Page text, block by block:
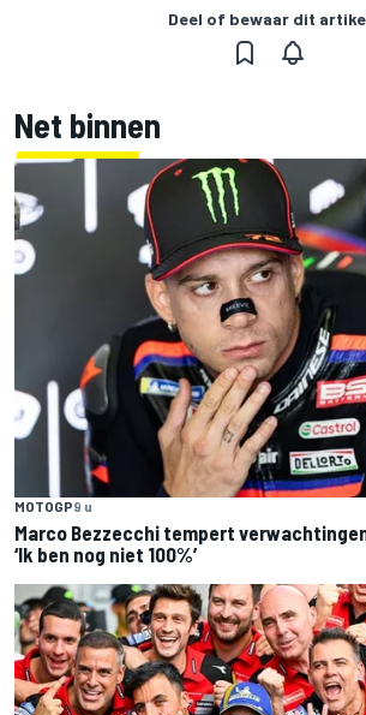
Deel of bewaar dit
Net binnen
MOTOGP9 u
Marco Bezzecchi tempert
‘Ik ben nog niet 100%’